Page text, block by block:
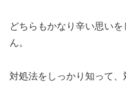
どちらもかなり辛い思い
ん。
対処法をしっかり知って